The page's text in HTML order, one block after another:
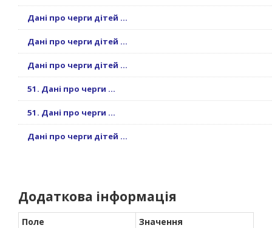
Дані про черги дітей ...
Дані про черги дітей ...
Дані про черги дітей ...
51. Дані про черги ...
51. Дані про черги ...
Дані про черги дітей ...
Додаткова інформація
Поле
Значення